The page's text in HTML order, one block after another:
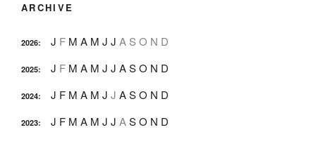
ARCHIVE
2026: J F M A M J J A S O N D
2025: J F M A M J J ASO N D
2024: J F M A M J J ASO N D
2023: J F M A M J J ASO N D